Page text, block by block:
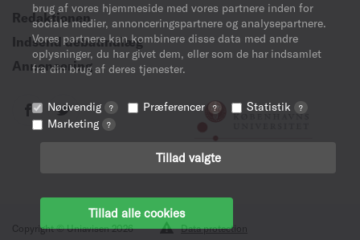
brug af vores hjemmeside med vores partnere inden for
sociale medier, annonceringspartnere og analysepartnere.
Vores partnere kan kombinere disse data med andre
oplysninger, du har givet dem, eller som de har indsamlet
fra din brug af deres tjenester.
Nødvendig ? Præferencer ? Statistik ?
Marketing ?
Tillad valgte
Tillad alle cookies
Redaktionen
Indsend debatindlæg
Annoncering
Copyright © Uniavisen 2026 Data protection